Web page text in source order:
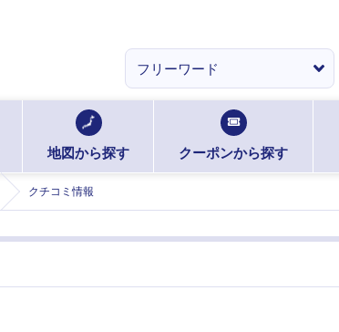
地図から探す クーポンから探す
クチコミ情報